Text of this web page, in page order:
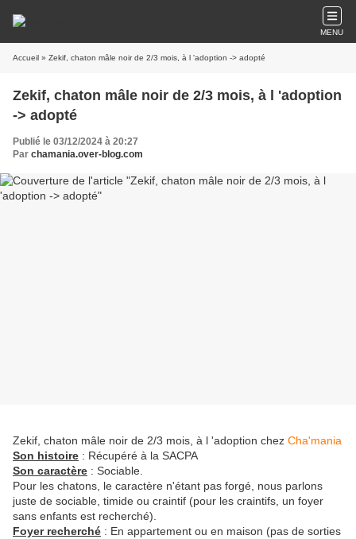
MENU
Accueil » Zekif, chaton mâle noir de 2/3 mois, à l 'adoption -> adopté
Zekif, chaton mâle noir de 2/3 mois, à l 'adoption
-> adopté
Publié le 03/12/2024 à 20:27
Par chamania.over-blog.com
Zekif, chaton mâle noir de 2/3 mois, à l 'adoption chez Cha'mania
Son histoire : Récupéré à la SACPA
Son caractère : Sociable.
Pour les chatons, le caractère n'étant pas forgé, nous parlons
juste de sociable, timide ou craintif (pour les craintifs, un foyer
sans enfants est recherché).
Foyer recherché : En appartement ou en maison (pas de sorties